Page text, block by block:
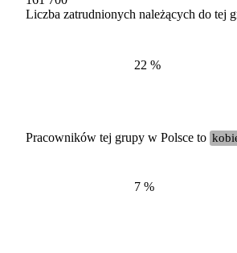
Liczba zatrudnionych należących do tej
22 %
Pracowników tej grupy w Polsce to
7 %